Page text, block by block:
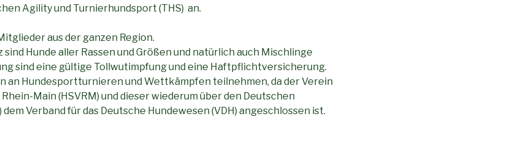
Agility und Turnierhundsport (THS) an.
aus der ganzen Region.
Hunde aller Rassen und Größen und natürlich auch Mischlinge
sind eine gültige Tollwutimpfung und eine Haftpflichtversicherung.
an Hundesportturnieren und Wettkämpfen teilnehmen, da der Verein
Main (HSVRM) und dieser wiederum über den Deutschen
Verband für das Deutsche Hundewesen (VDH) angeschlossen ist.